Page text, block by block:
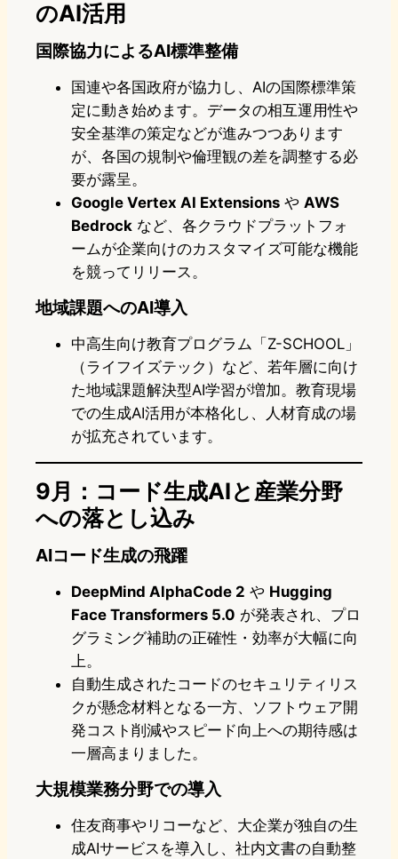
のAI活用
国際協力によるAI標準整備
国連や各国政府が協力し、AIの国際標準策
定に動き始めます。データの相互運用性や
安全基準の策定などが進みつつあります
が、各国の規制や倫理観の差を調整する必
要が露呈。
Google Vertex AI Extensions や AWS
Bedrock など、各クラウドプラットフォ
ームが企業向けのカスタマイズ可能な機能
を競ってリリース。
地域課題へのAI導入
中高生向け教育プログラム「Z-SCHOOL」
（ライフイズテック）など、若年層に向け
た地域課題解決型AI学習が増加。教育現場
での生成AI活用が本格化し、人材育成の場
が拡充されています。
9月：コード生成AIと産業分野
への落とし込み
AIコード生成の飛躍
DeepMind AlphaCode 2 や Hugging
Face Transformers 5.0 が発表され、プロ
グラミング補助の正確性・効率が大幅に向
上。
自動生成されたコードのセキュリティリス
クが懸念材料となる一方、ソフトウェア開
発コスト削減やスピード向上への期待感は
一層高まりました。
大規模業務分野での導入
住友商事やリコーなど、大企業が独自の生
成AIサービスを導入し、社内文書の自動整